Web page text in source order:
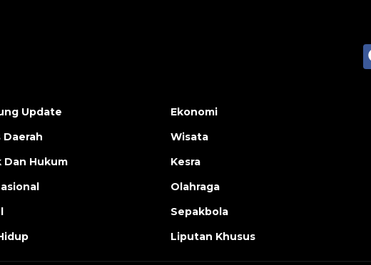
Update
Dan Hukum
Ekonomi
Wisata
Kesra
Olahraga
Sepakbola
Liputan Khusus